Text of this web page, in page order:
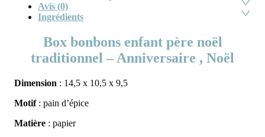
Avis (0)
Ingrédients
Box bonbons enfant père noël
traditionnel – Anniversaire , Noël
Dimension : 14,5 x 10,5 x 9,5
Motif: pain d’épice
Matière : papier